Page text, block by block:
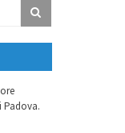
Padova.